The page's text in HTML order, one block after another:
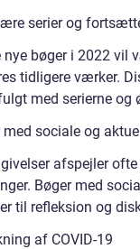
serier og
nye bøger i 2022
tidligere værker.
med serierne og
sociale og
afspejler
Bøger med
til refleksion og
af COVID-19